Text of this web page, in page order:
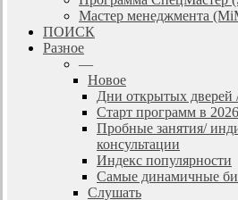
Мастер менеджмента
ПОИСК
Разное
—
Новое
Дни открытых дверей
Старт программ в 2026
Пробные занятия/
консультации
Индекс популярности
Самые динамичные
Слушать